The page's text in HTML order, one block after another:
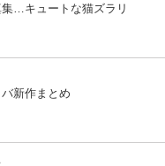
…キュートな猫ズラリ
新作まとめ